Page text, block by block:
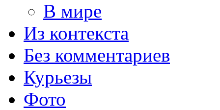
В мире
Из контекста
Без комментариев
Курьезы
Фото